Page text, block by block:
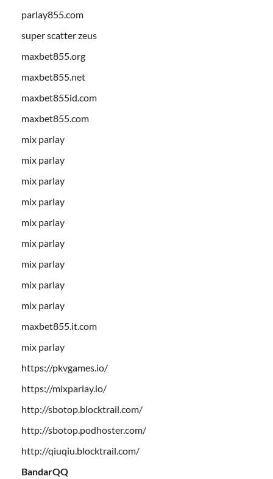
parlay855.com
super scatter zeus
maxbet855.org
maxbet855.net
maxbet855id.com
maxbet855.com
mix parlay
mix parlay
mix parlay
mix parlay
mix parlay
mix parlay
mix parlay
mix parlay
mix parlay
maxbet855.it.com
mix parlay
https://pkvgames.io/
https://mixparlay.io/
http://sbotop.blocktrail.com/
http://sbotop.podhoster.com/
http://qiuqiu.blocktrail.com/
BandarQQ